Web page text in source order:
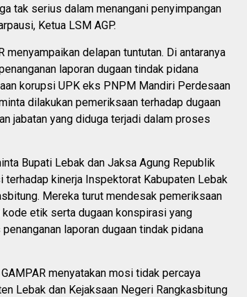
tak serius dalam menangani penyimpangan
Ketua LSM AGP.
menyampaikan delapan tuntutan. Di antaranya
laporan dugaan tindak pidana
korupsi UPK eks PNPM Mandiri Perdesaan
dilakukan pemeriksaan terhadap dugaan
jabatan yang diduga terjadi dalam proses
Bupati Lebak dan Jaksa Agung Republik
terhadap kinerja Inspektorat Kabupaten Lebak
Mereka turut mendesak pemeriksaan
etik serta dugaan konspirasi yang
laporan dugaan tindak pidana
menyatakan mosi tidak percaya
Lebak dan Kejaksaan Negeri Rangkasbitung